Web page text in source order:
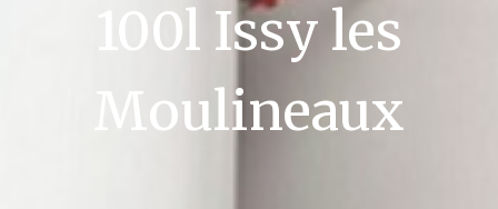
100l Issy les
Moulineaux